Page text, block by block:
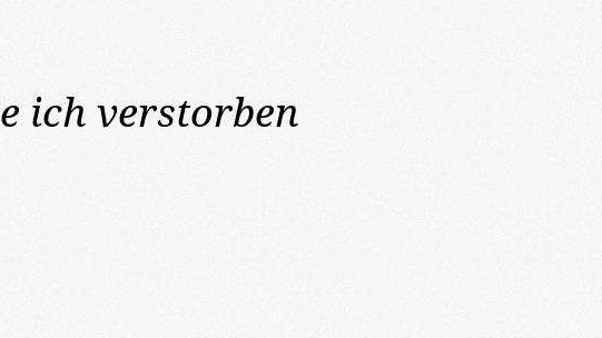
ich verstorben